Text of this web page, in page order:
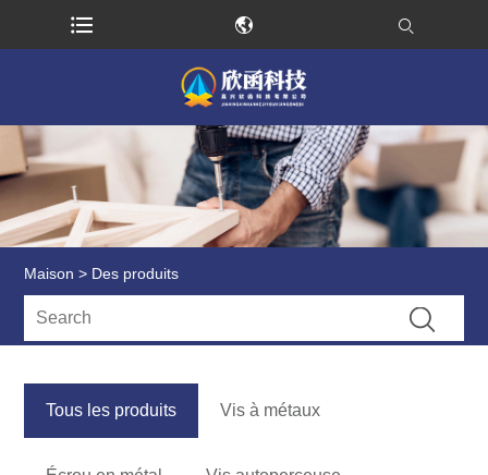
Maison > Des produits
Tous les produits Vis à métaux